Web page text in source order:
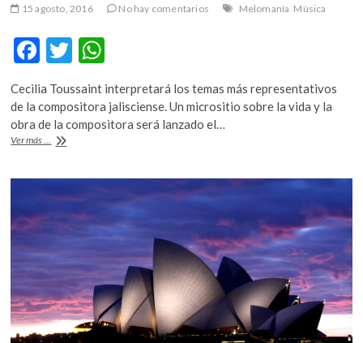
15 agosto, 2016 No hay comentarios Melomanía Música
F
ac
e
b
o
o
k
T
w
itt
er
h
at
s
p
p
Cecilia Toussaint interpretará los temas más representativos
de la compositora jalisciense. Un micrositio sobre la vida y la
obra de la compositora será lanzado el…
Ver más ... La
homenaje
Consuelo